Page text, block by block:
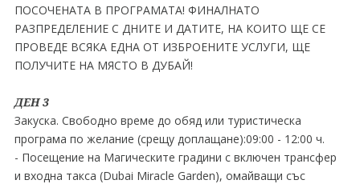
ПОСОЧЕНАТА В ПРОГРАМАТА! ФИНАЛНАТО
РАЗПРЕДЕЛЕНИЕ С ДНИТЕ И ДАТИТЕ, НА КОИТО ЩЕ СЕ
ПРОВЕДЕ ВСЯКА ЕДНА ОТ ИЗБРОЕНИТЕ УСЛУГИ, ЩЕ
ПОЛУЧИТЕ НА МЯСТО В ДУБАЙ!
ДЕН 3
Закуска. Свободно време до обяд или туристическа
програма по желание (срещу доплащане):09:00 - 12:00 ч.
- Посещение на Магическите градини с включен трансфер
и входна такса (Dubai Miracle Garden), омайващи със